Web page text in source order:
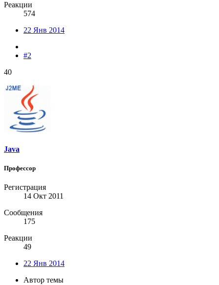
Реакции
574
22 Янв 2014
#2
40
Java
Профессор
Регистрация
14 Окт 2011
Сообщения
175
Реакции
49
22 Янв 2014
Автор темы